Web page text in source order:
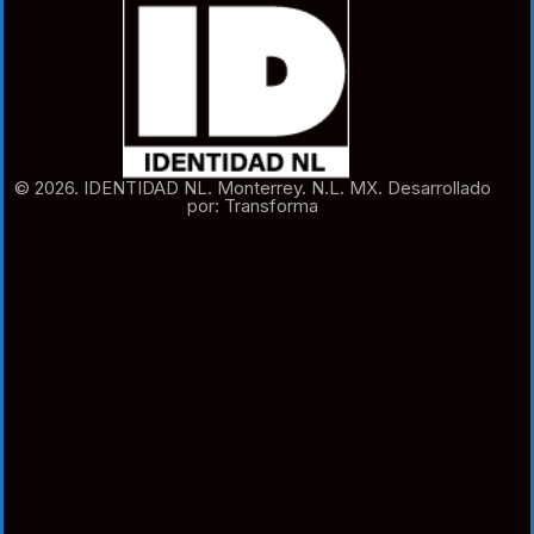
© 2026. IDENTIDAD NL. Monterrey. N.L. MX. Desarrollado
por: Transforma